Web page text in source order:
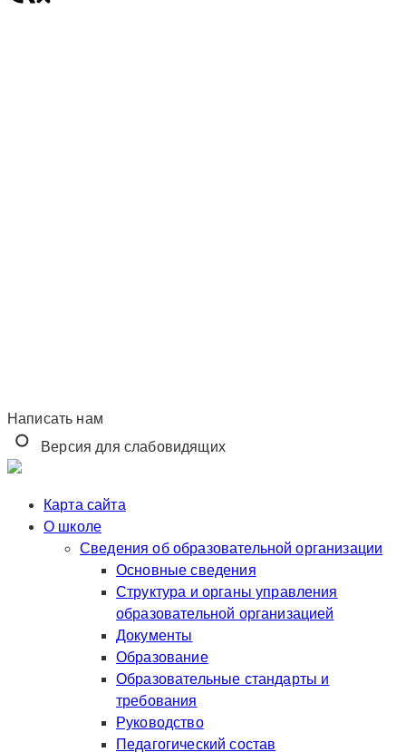
Написать нам
Версия для слабовидящих
Карта сайта
О школе
Сведения об образовательной организации
Основные сведения
Структура и органы управления
образовательной организацией
Документы
Образование
Образовательные стандарты и
требования
Руководство
Педагогический состав